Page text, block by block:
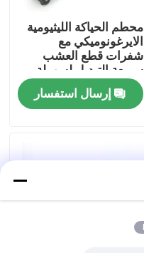
محطم الحياكة الليثيومية
الايرغونوميكي مع
شفرات قطع العشب
سريعة التبديل لسهولة
البستنة
إرسال استفسار